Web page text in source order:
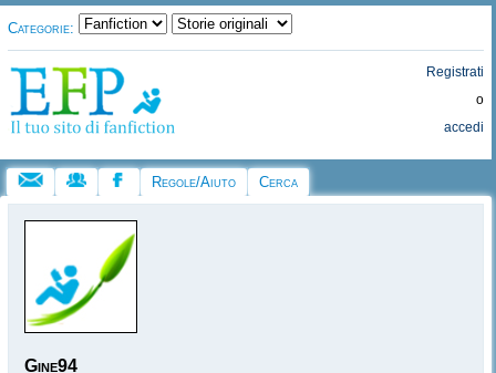
Categorie:
Registrati
o
accedi
Regole/Aiuto Cerca
Gine94